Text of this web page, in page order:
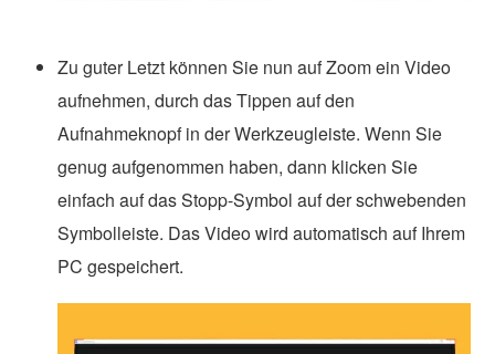
Zu guter Letzt können Sie nun auf Zoom ein Video
aufnehmen, durch das Tippen auf den
Aufnahmeknopf in der Werkzeugleiste. Wenn Sie
genug aufgenommen haben, dann klicken Sie
einfach auf das Stopp-Symbol auf der schwebenden
Symbolleiste. Das Video wird automatisch auf Ihrem
PC gespeichert.